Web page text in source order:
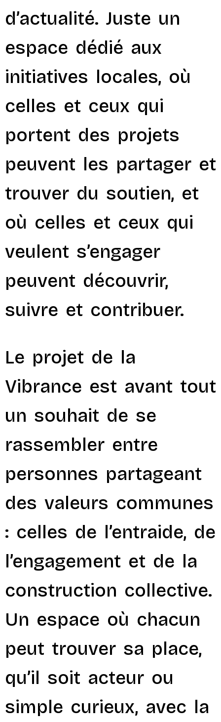
d’actualité. Juste un
espace dédié aux
initiatives locales, où
celles et ceux qui
portent des projets
peuvent les partager et
trouver du soutien, et
où celles et ceux qui
veulent s’engager
peuvent découvrir,
suivre et contribuer.
Le projet de la
Vibrance est avant tout
un souhait de se
rassembler entre
personnes partageant
des valeurs communes
: celles de l’entraide, de
l’engagement et de la
construction collective.
Un espace où chacun
peut trouver sa place,
qu’il soit acteur ou
simple curieux, avec la